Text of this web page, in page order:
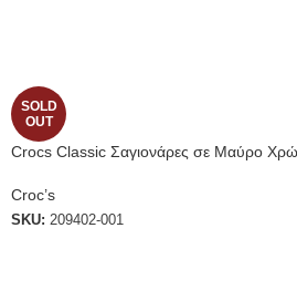
SOLD
OUT
Crocs Classic Σαγιονάρες σε Μαύρο
Croc’s
SKU: 209402-001